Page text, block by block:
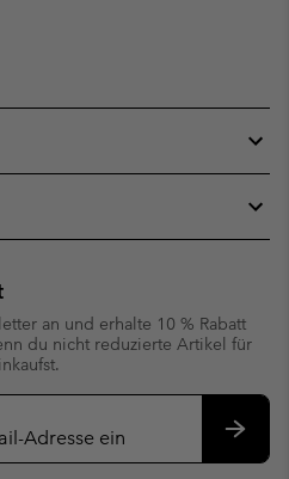
an und erhalte 10 % Rabatt
du nicht reduzierte Artikel für